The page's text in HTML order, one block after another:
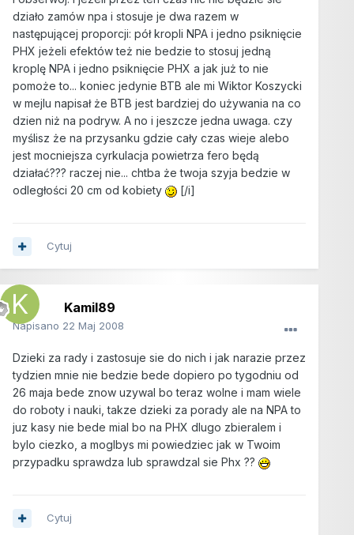
działo zamów npa i stosuje je dwa razem w
następującej proporcji: pół kropli NPA i jedno psiknięcie
PHX jeżeli efektów też nie bedzie to stosuj jedną
kroplę NPA i jedno psiknięcie PHX a jak już to nie
pomoże to... koniec jedynie BTB ale mi Wiktor Koszycki
w mejlu napisał że BTB jest bardziej do używania na co
dzien niż na podryw. A no i jeszcze jedna uwaga. czy
myślisz że na przysanku gdzie cały czas wieje alebo
jest mocniejsza cyrkulacja powietrza fero będą
działać??? raczej nie... chtba że twoja szyja bedzie w
odległości 20 cm od kobiety
[/i]
Cytuj
Kamil89
Napisano 22 Maj 2008
Dzieki za rady i zastosuje sie do nich i jak narazie przez
tydzien mnie nie bedzie bede dopiero po tygodniu od
26 maja bede znow uzywal bo teraz wolne i mam wiele
do roboty i nauki, takze dzieki za porady ale na NPA to
juz kasy nie bede mial bo na PHX dlugo zbieralem i
bylo ciezko, a moglbys mi powiedziec jak w Twoim
przypadku sprawdza lub sprawdzal sie Phx ??
Cytuj